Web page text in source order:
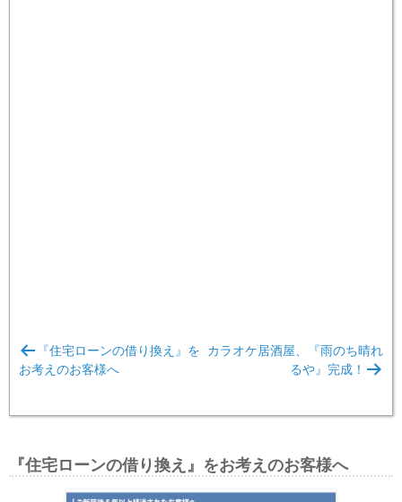
稿
ビ
ー
『住宅ローンの借り換え』を
お考えのお客様へ
カラオケ居酒屋、『雨のち晴れ
るや』完成！
『住宅ローンの借り換え』をお考えのお客様へ